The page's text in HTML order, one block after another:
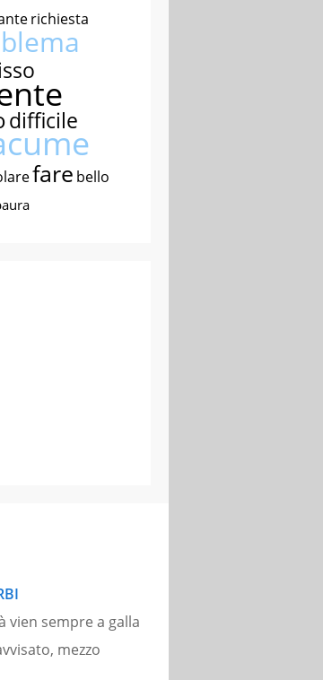
richiesta
difficile
fare bello
vien sempre a galla
mezzo